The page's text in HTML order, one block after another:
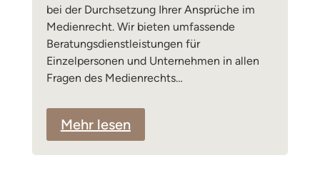
bei der Durchsetzung Ihrer Ansprüche im
Medienrecht. Wir bieten umfassende
Beratungsdienstleistungen für
Einzelpersonen und Unternehmen in allen
Fragen des Medienrechts…
Mehr lesen